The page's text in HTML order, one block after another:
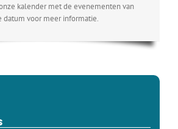
kalender met de evenementen van
datum voor meer informatie.